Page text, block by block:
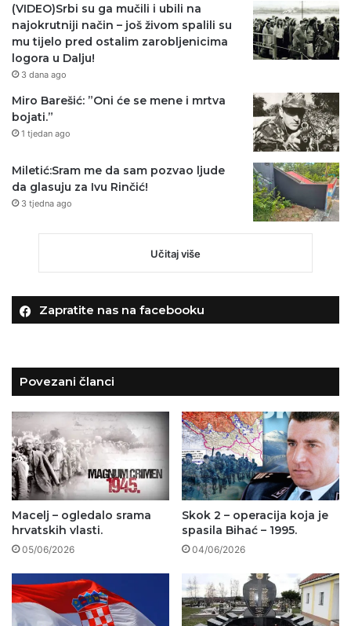
(VIDEO)Srbi su ga mučili i ubili na
najokrutniji način – još živom spalili su
mu tijelo pred ostalim zarobljenicima
logora u Dalju!
3 dana ago
Miro Barešić: ”Oni će se mene i mrtva
bojati.”
1 tjedan ago
Miletić:Sram me da sam pozvao ljude
da glasuju za Ivu Rinčić!
3 tjedna ago
Učitaj više
Zapratite nas na facebooku
Povezani članci
Macelj – ogledalo srama
hrvatskih vlasti.
05/06/2026
Skok 2 – operacija koja je
spasila Bihać – 1995.
04/06/2026